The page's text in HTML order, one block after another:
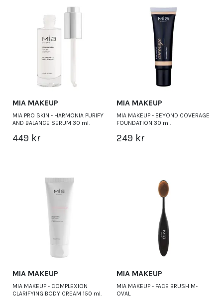
MIA MAKEUP
MIA PRO SKIN - HARMONIA PURIFY
AND BALANCE SERUM 30 ml.
449 kr
MIA MAKEUP
MIA MAKEUP - BEYOND COVERAGE
FOUNDATION 30 ml.
249 kr
MIA MAKEUP
MIA MAKEUP - COMPLEXION
CLARIFYING BODY CREAM 150 ml.
MIA MAKEUP
MIA MAKEUP - FACE BRUSH M-
OVAL